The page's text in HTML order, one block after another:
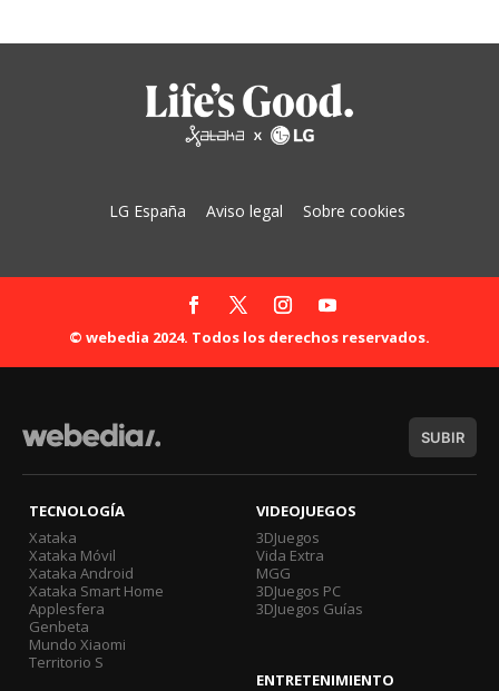
LG España Aviso legal Sobre cookies
© webedia 2024. Todos los derechos reservados.
SUBIR
TECNOLOGÍA
Xataka
Xataka Móvil
Xataka Android
Xataka Smart Home
Applesfera
Genbeta
Mundo Xiaomi
Territorio S
VIDEOJUEGOS
3DJuegos
Vida Extra
MGG
3DJuegos PC
3DJuegos Guías
ENTRETENIMIENTO